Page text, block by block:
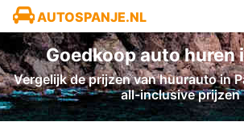
AUTOSPANJE.NL
Goedkoop auto huren
Vergelijk de prijzen van huurauto in
all-inclusive prijzen